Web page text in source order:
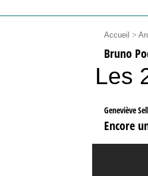
Accueil >
Bruno
Les
Geneviève
Encore